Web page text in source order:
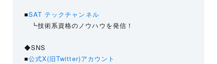
■SAT テックチャンネル
┗技術系資格のノウハウを発信！
◆SNS
■公式X(旧Twitter)アカウント